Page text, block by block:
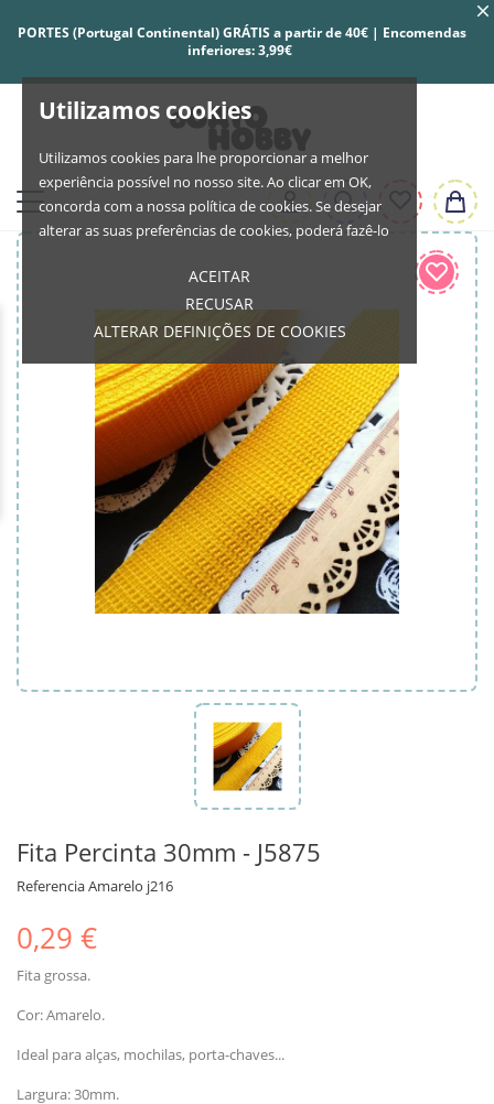
Utilizamos cookies
Utilizamos cookies para lhe proporcionar a melhor
experiência possível no nosso site. Ao clicar em OK,
concorda com a nossa política de cookies. Se desejar
alterar as suas preferências de cookies, poderá fazê-lo
ACEITAR
RECUSAR
ALTERAR DEFINIÇÕES DE COOKIES
PORTES (Portugal Continental) GRÁTIS a partir de 40€ | Encomendas
inferiores: 3,99€
Fita Percinta 30mm - J5875
ReferenciaAmarelo j216
0,29 €
Fita grossa.
Cor: Amarelo.
Ideal para alças, mochilas, porta-chaves...
Largura: 30mm.